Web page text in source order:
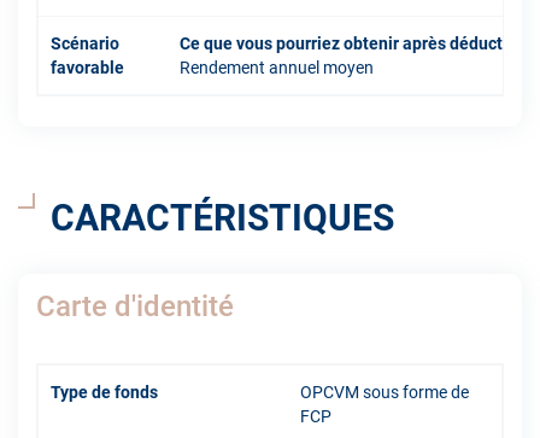
Scénario
favorable
Ce que vous pourriez obtenir après déduction
Rendement annuel moyen
CARACTÉRISTIQUES
Carte d'identité
Type de fonds
OPCVM sous forme de
FCP